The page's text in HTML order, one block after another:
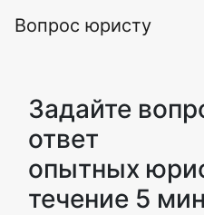
Вопрос юристу
Задайте
ответ
опытных
течение 5